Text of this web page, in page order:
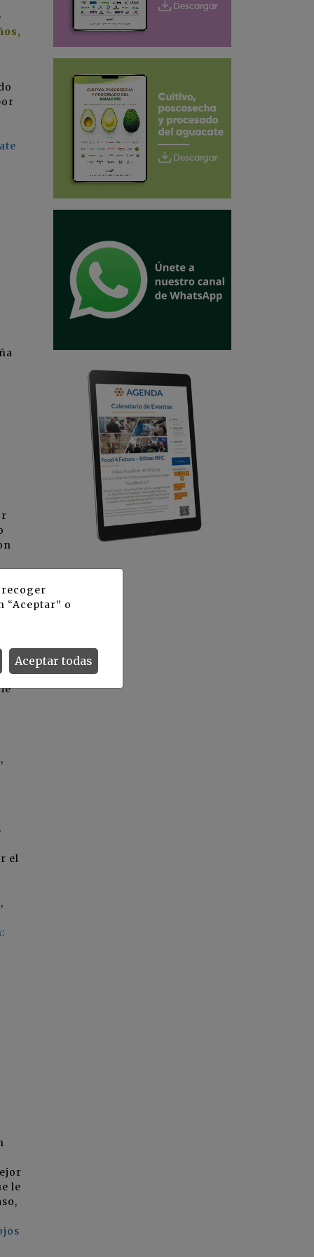
el
le
o
Aceptar todas